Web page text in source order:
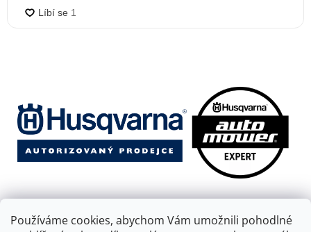
Používáme cookies, abychom Vám umožnili pohodlné